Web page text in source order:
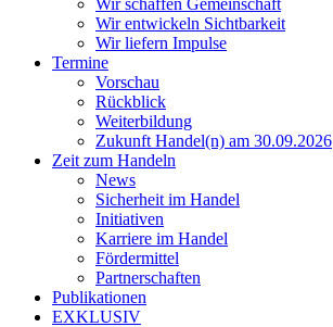
Wir schaffen Gemeinschaft
Wir entwickeln Sichtbarkeit
Wir liefern Impulse
Termine
Vorschau
Rückblick
Weiterbildung
Zukunft Handel(n) am 30.09.2026
Zeit zum Handeln
News
Sicherheit im Handel
Initiativen
Karriere im Handel
Fördermittel
Partnerschaften
Publikationen
EXKLUSIV